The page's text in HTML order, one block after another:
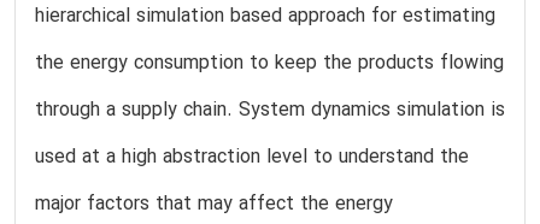
hierarchical simulation based approach for estimating
the energy consumption to keep the products flowing
through a supply chain. System dynamics simulation is
used at a high abstraction level to understand the
major factors that may affect the energy